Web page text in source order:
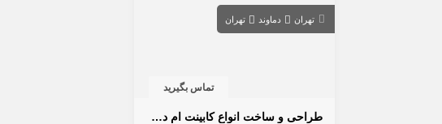
تهران دماوند تهران
تماس بگیرید
طراحی و ساخت انواع کابینت ام دی اف، سرویس خواب